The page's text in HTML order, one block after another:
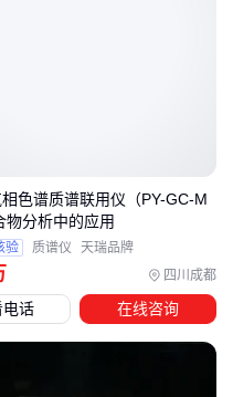
四川成都
色谱质谱联用仪（PY-GC-M
物分析中的应用
验 质谱仪 天瑞品牌
话 在线咨询